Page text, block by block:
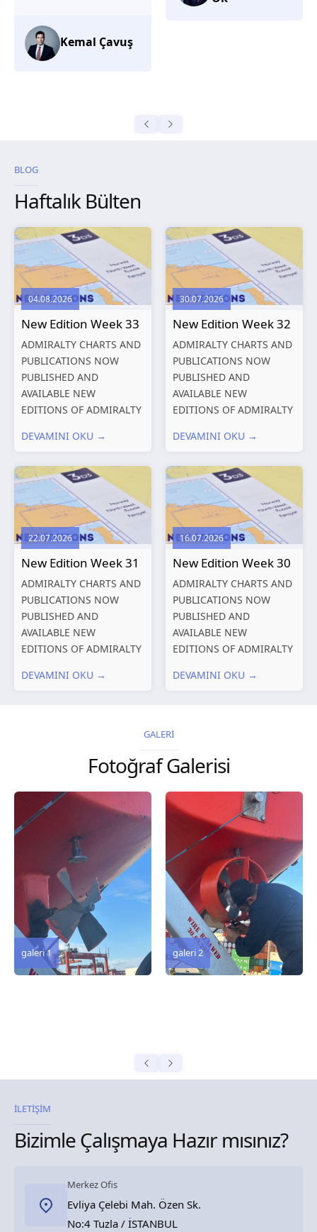
BLOG
Haftalık Bülten
04.08.2026
New Edition Week 33
ADMIRALTY CHARTS AND
PUBLICATIONS NOW
PUBLISHED AND
AVAILABLE NEW
EDITIONS OF ADMIRALTY
PUBLICATIONS New
Charts published 13
August 2026 Chart
Title, limits
and other remarks
319
International chart
DEVAMINI OKU →
30.07.2026
New Edition Week 32
ADMIRALTY CHARTS AND
PUBLICATIONS NOW
PUBLISHED AND
AVAILABLE NEW
EDITIONS OF ADMIRALTY
PUBLICATIONS New
Charts published 06
August 2026 Chart Title,
limits and other remarks
1602 China – Chang...
DEVAMINI OKU →
22.07.2026
New Edition Week 31
ADMIRALTY CHARTS AND
PUBLICATIONS NOW
PUBLISHED AND
AVAILABLE NEW
EDITIONS OF ADMIRALTY
PUBLICATIONS New
remarks 127 Korea
DEVAMINI OKU →
16.07.2026
New Edition Week 30
ADMIRALTY CHARTS AND
PUBLICATIONS NOW
PUBLISHED AND
AVAILABLE NEW
EDITIONS OF ADMIRALTY
PUBLICATIONS New
2026 Chart
Title, limits and other
remarks 67 Gulf of...
DEVAMINI OKU →
GALERİ
Fotoğraf Galerisi
galeri 2
galeri 3
İLETİŞİM
Bizimle Çalışmaya Hazır mısınız?
Merkez Ofis
Evliya Çelebi Mah. Özen Sk.
No:4 Tuzla / İSTANBUL